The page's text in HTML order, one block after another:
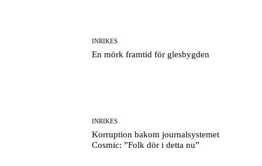
INRIKES
En mörk framtid för glesbygden
INRIKES
Korruption bakom journalsystemet
Cosmic: ”Folk dör i detta nu”